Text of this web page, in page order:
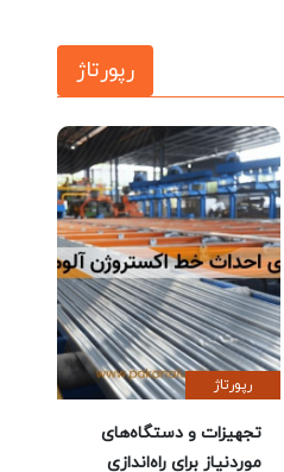
رپورتاژ
رپورتاژ
تجهیزات و دستگاه‌های
موردنیاز برای راه‌اندازی